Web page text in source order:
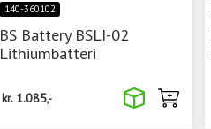
140-360102
BS Battery BSLI-02
Lithiumbatteri
kr. 1.085,-